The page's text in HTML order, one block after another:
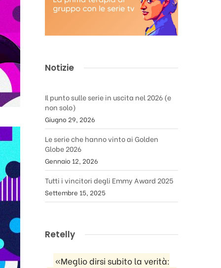
Notizie
Il punto sulle serie in uscita nel 2026 (e
non solo)
Giugno 29, 2026
Le serie che hanno vinto ai Golden
Globe 2026
Gennaio 12, 2026
Tutti i vincitori degli Emmy Award 2025
Settembre 15, 2025
Retelly
«Meglio dirsi subito la verità: